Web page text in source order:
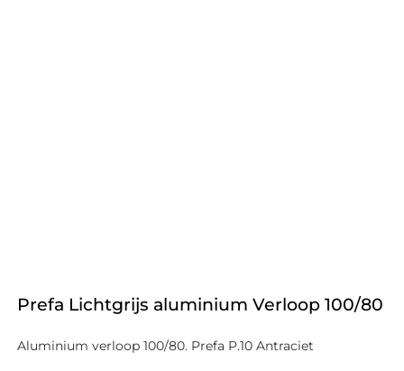
Prefa Lichtgrijs aluminium Verloop 100/80
Aluminium verloop 100/80. Prefa P.10 Antraciet